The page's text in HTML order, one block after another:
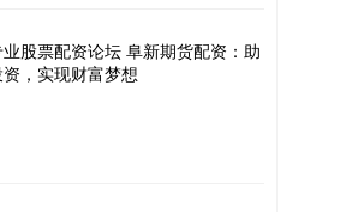
股票配资论坛 阜新期货配资：助
，实现财富梦想